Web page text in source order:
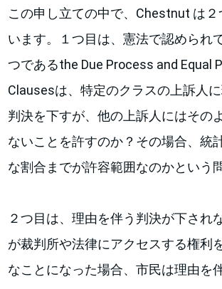
この申し立ての中で、Chestnut は２
います。１つ目は、憲法で認められ
つであるthe Due Process and Equal
Clausesは、特定のクラスの上訴人
判決を下すが、他の上訴人にはその
ないことを許すのか？その場合、統
な割合までが許容範囲なのかという
２つ目は、理由を伴う判決が下され
が裁判所や法律にアクセスする権利
なことになった場合、市民は理由を